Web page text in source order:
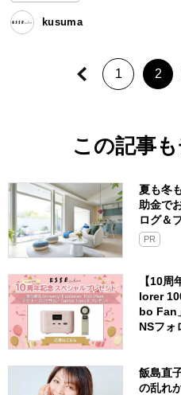
kusuma
1 2
この記事
夏も冬
助金で
ログ＆
PR
【10
lorer
bo Fan
NSフォ
飯島直
の乱れ